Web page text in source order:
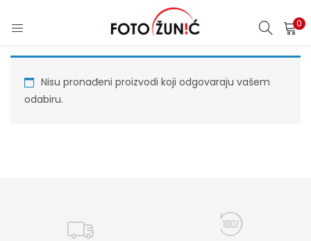
0
Nisu pronađeni proizvodi koji odgovaraju vašem
odabiru.